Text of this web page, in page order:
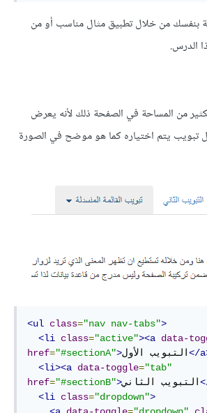
بنفسك من خلال تطبيق مثال مناسب أو من
الدرس.
من المساحة في الصفحة ذلك لأنه يعرض
تبويب يتم اختياره كما هو موضح في الصورة
<ul class="nav nav-tabs">
<li class="active"><a data-
href="#sectionA">التبويب الأول</
<li><a data-toggle="tab"
href="#sectionB">التبويب الثاني
<li class="dropdown">